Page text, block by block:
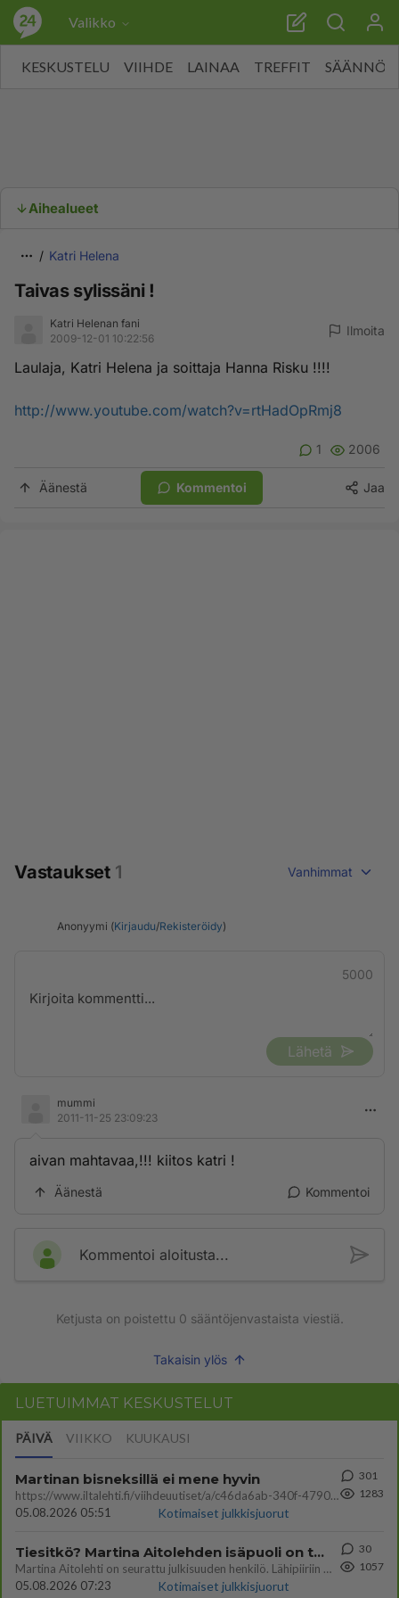
Valikko
KESKUSTELU VIIHDE LAINAA TREFFIT SÄÄNNÖT
Aihealueet
Katri Helena
Taivas sylissäni !
Katri Helenan fani
2009-12-01 10:22:56
Ilmoita
Laulaja, Katri Helena ja soittaja Hanna Risku !!!!
http://www.youtube.com/watch?v=rtHadOpRmj8
1 2006
Äänestä Kommentoi Jaa
Vastaukset 1 Vanhimmat
Anonyymi (Kirjaudu/Rekisteröidy)
5000
Lähetä
mummi
2011-11-25 23:09:23
aivan mahtavaa,!!! kiitos katri !
Äänestä Kommentoi
Kommentoi aloitusta...
Ketjusta on poistettu 0 sääntöjenvastaista viestiä.
Takaisin ylös
LUETUIMMAT KESKUSTELUT
PÄIVÄ VIIKKO KUUKAUSI
Martinan bisneksillä ei mene hyvin
https://www.iltalehti.fi/viihdeuutiset/a/c46da6ab-340f-4790-aaa7-0865eed2336 Yrityksen konkurssihakemus on tullut kärä
05.08.2026 05:51
Kotimaiset julkkisjuorut
301
1283
Tiesitkö? Martina Aitolehden isäpuoli on tämä suosittu laulaja
Martina Aitolehti on seurattu julkisuuden henkilö. Lähipiiriin mahtuu muitakin tunnettuja henkilöitä. Tiesitkö, että Ma
05.08.2026 07:23
Kotimaiset julkkisjuorut
30
1057